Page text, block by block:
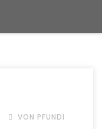
VON PFUNDI